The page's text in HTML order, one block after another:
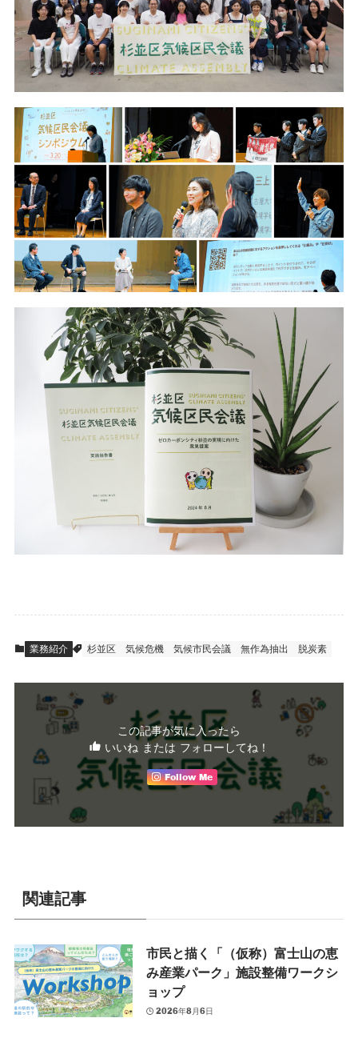
業務紹介 杉並区 気候危機 気候市民会議 無作為抽出 脱炭素
この記事が気に入ったら
いいね または フォローしてね！
Follow Me
関連記事
市民と描く「（仮称）富士山の恵
み産業パーク」施設整備ワークシ
ョップ
2026年8月6日